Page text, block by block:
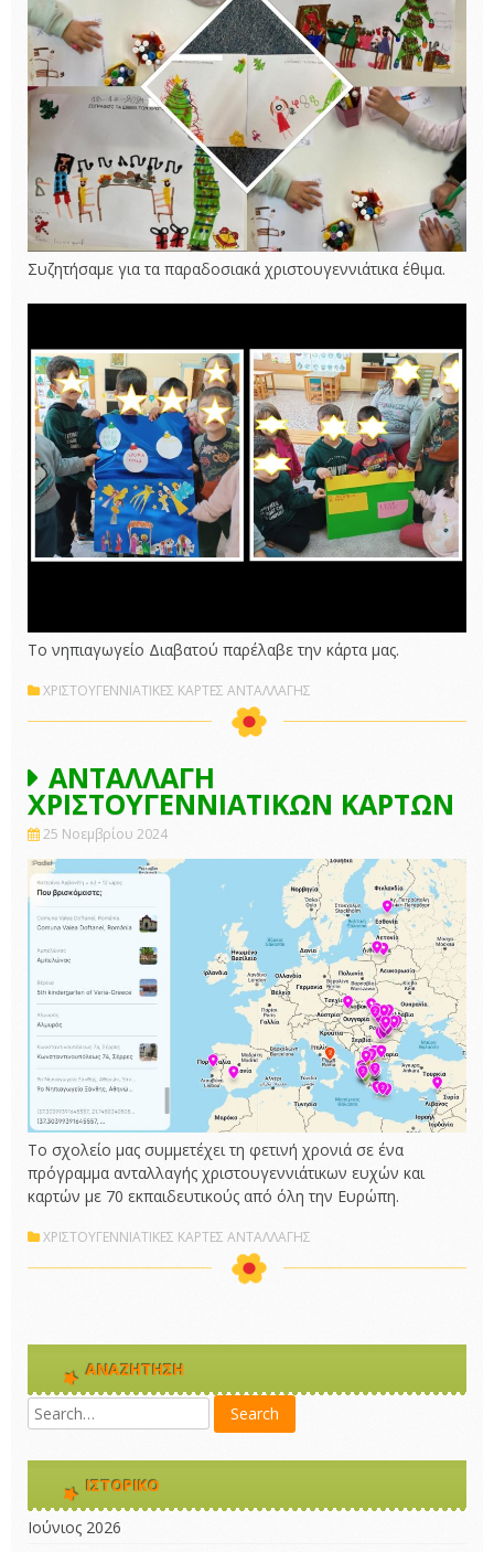
Συζητήσαμε για τα παραδοσιακά χριστουγεννιάτικα έθιμα.
Το νηπιαγωγείο Διαβατού παρέλαβε την κάρτα μας.
ΧΡΙΣΤΟΥΓΕΝΝΙΑΤΙΚΕΣ ΚΑΡΤΕΣ ΑΝΤΑΛΛΑΓΗΣ
ΑΝΤΑΛΛΑΓΗ
ΧΡΙΣΤΟΥΓΕΝΝΙΑΤΙΚΩΝ ΚΑΡΤΩΝ
25 Νοεμβρίου 2024
Το σχολείο μας συμμετέχει τη φετινή χρονιά σε ένα
πρόγραμμα ανταλλαγής χριστουγεννιάτικων ευχών και
καρτών με 70 εκπαιδευτικούς από όλη την Ευρώπη.
ΧΡΙΣΤΟΥΓΕΝΝΙΑΤΙΚΕΣ ΚΑΡΤΕΣ ΑΝΤΑΛΛΑΓΗΣ
ΑΝΑΖΉΤΗΣΗ
ΙΣΤΟΡΙΚΌ
Ιούνιος 2026